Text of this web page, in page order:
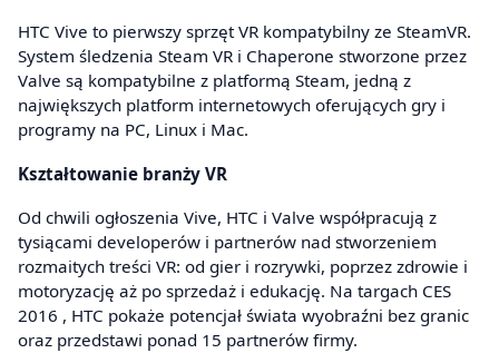
HTC Vive to pierwszy sprzęt VR kompatybilny ze SteamVR.
System śledzenia Steam VR i Chaperone stworzone przez
Valve są kompatybilne z platformą Steam, jedną z
największych platform internetowych oferujących gry i
programy na PC, Linux i Mac.
Kształtowanie branży VR
Od chwili ogłoszenia Vive, HTC i Valve współpracują z
tysiącami developerów i partnerów nad stworzeniem
rozmaitych treści VR: od gier i rozrywki, poprzez zdrowie i
motoryzację aż po sprzedaż i edukację. Na targach CES
2016 , HTC pokaże potencjał świata wyobraźni bez granic
oraz przedstawi ponad 15 partnerów firmy.